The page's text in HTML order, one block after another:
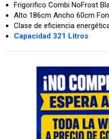
Frigorifico Combi NoFrost
Alto 186cm Ancho 60cm
Clase de eficiencia
Capacidad 321 Litros